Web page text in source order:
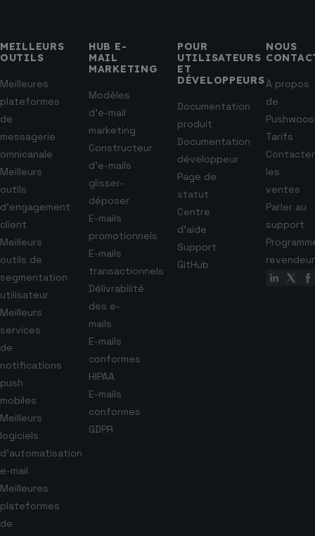
MEILLEURS
OUTILS
Meilleures
plateformes
de
messagerie
omnicanale
Meilleurs
outils
d’engagement
client
Meilleurs
outils de
segmentation
utilisateur
Meilleurs
services
de
notifications
push
mobiles
Meilleurs
logiciels
d’automatisation
e-mail
Meilleures
plateformes
de
HUB E-
MAIL
MARKETING
Modèles
d’e-mail
marketing
Constructeur
d’e-mails
glisser-
déposer
E-mails
promotionnels
E-mails
transactionnels
Délivrabilité
des e-
mails
E-mails
conformes
HIPAA
E-mails
conformes
GDPR
POUR
UTILISATEURS
ET
DÉVELOPPEURS
Documentation
produit
Documentation
développeur
Page de
statut
Centre
d’aide
Support
GitHub
NOUS
À propos
de
Tarifs
Contacter
les
ventes
Parler au
support
revendeur